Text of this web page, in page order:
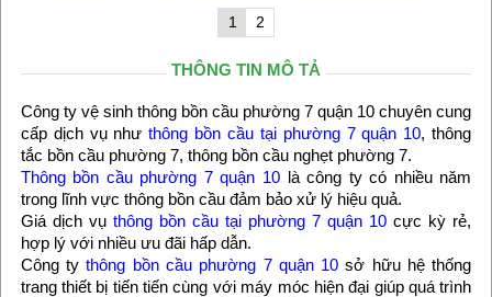
1 2
THÔNG TIN MÔ TẢ
Công ty vệ sinh thông bồn cầu phường 7 quận 10 chuyên cung
cấp dịch vụ nhưthông bồn cầu tại phường 7 quận 10, thông
tắc bồn cầu phường 7, thông bồn cầu nghẹt phường 7.
Thông bồn cầu phường 7 quận 10 là công ty có nhiều năm
trong lĩnh vực thông bồn cầu đảm bảo xử lý hiệu quả.
Giá dịch vụ thông bồn cầu tại phường 7 quận 10 cực kỳ rẻ,
hợp lý với nhiều ưu đãi hấp dẫn.
Công tythông bồn cầu phường 7 quận 10 sở hữu hệ thống
trang thiết bị tiến tiến cùng với máy móc hiện đại giúp quá trình